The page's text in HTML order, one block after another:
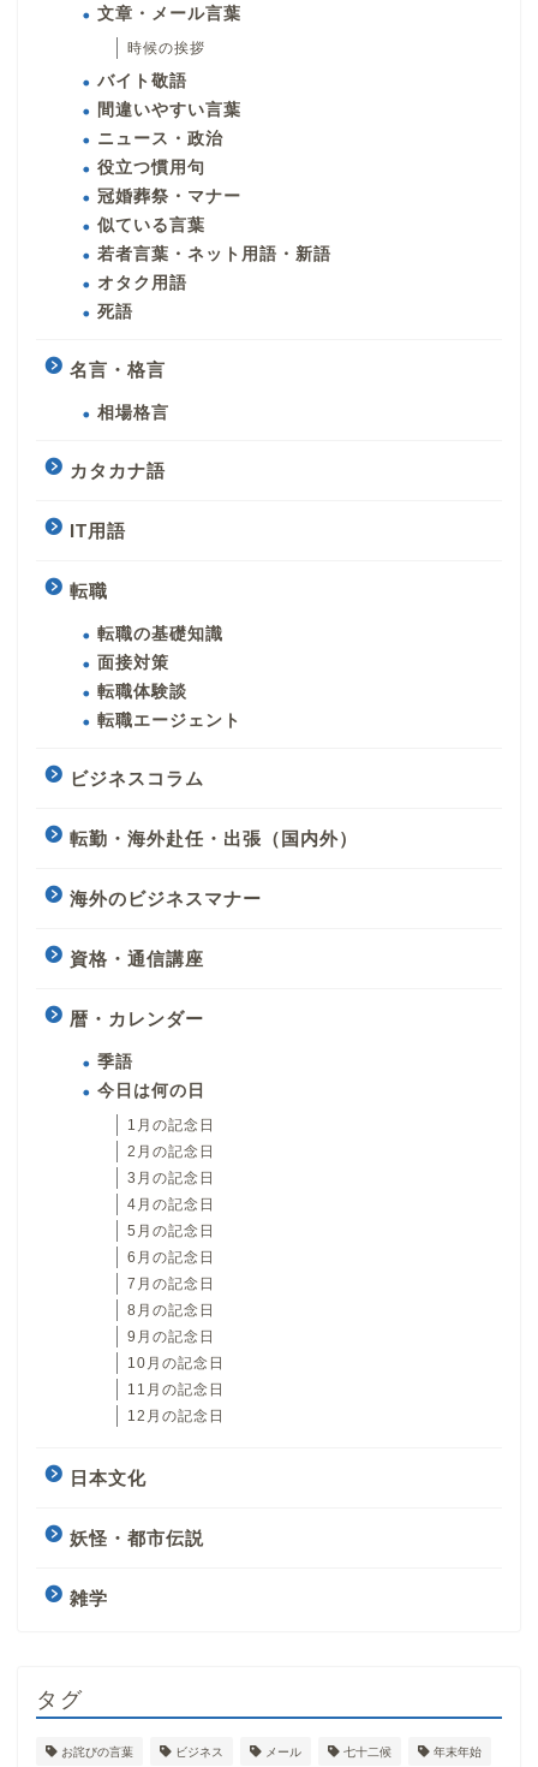
文章・メール言葉
時候の挨拶
バイト敬語
間違いやすい言葉
ニュース・政治
役立つ慣用句
冠婚葬祭・マナー
似ている言葉
若者言葉・ネット用語・新語
オタク用語
死語
名言・格言
相場格言
カタカナ語
IT用語
転職
転職の基礎知識
面接対策
転職体験談
転職エージェント
ビジネスコラム
転勤・海外赴任・出張（国内外）
海外のビジネスマナー
資格・通信講座
暦・カレンダー
季語
今日は何の日
1月の記念日
2月の記念日
3月の記念日
4月の記念日
5月の記念日
6月の記念日
7月の記念日
8月の記念日
9月の記念日
10月の記念日
11月の記念日
12月の記念日
日本文化
妖怪・都市伝説
雑学
タグ
お詫びの言葉 ビジネス メール 七十二候 年末年始